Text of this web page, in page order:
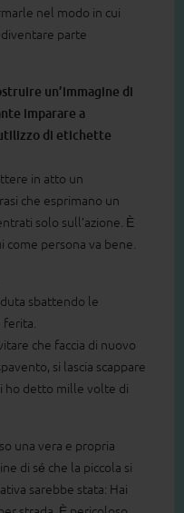
nel modo in cui
parte
un’immagine di
imparare a
di etichette
in atto un
che esprimano un
solo sull’azione. È
come persona va bene.
sbattendo le
che faccia di nuovo
si lascia scappare
ho detto mille volte di
una vera e propria
di sé che la piccola si
sarebbe stata: Hai